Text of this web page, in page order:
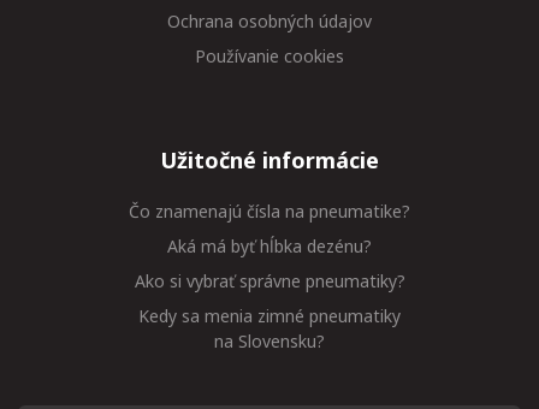
Ochrana osobných údajov
Používanie cookies
Užitočné informácie
Čo znamenajú čísla na pneumatike?
Aká má byť hĺbka dezénu?
Ako si vybrať správne pneumatiky?
Kedy sa menia zimné pneumatiky
na Slovensku?